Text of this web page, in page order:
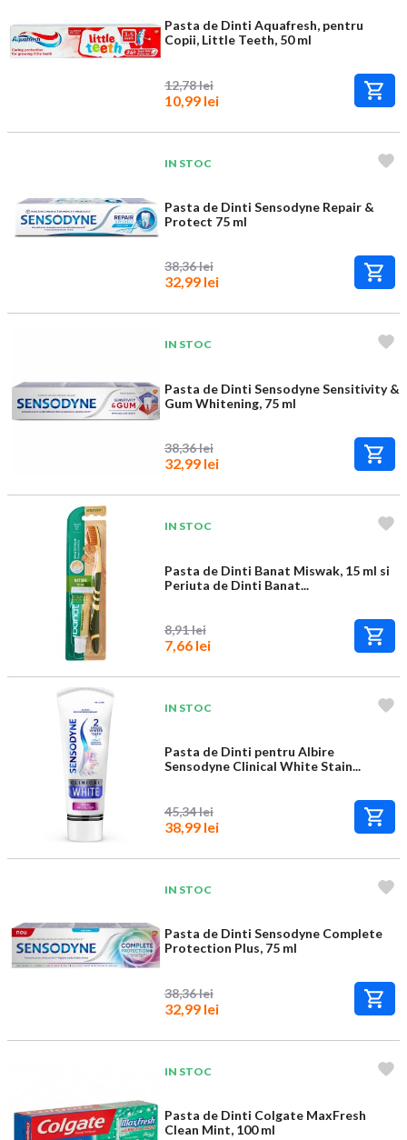
Pasta de Dinti Aquafresh, pentru
Copii, Little Teeth, 50 ml
12,78 lei
10,99 lei
IN STOC
Pasta de Dinti Sensodyne Repair &
Protect 75 ml
38,36 lei
32,99 lei
IN STOC
Pasta de Dinti Sensodyne Sensitivity &
Gum Whitening, 75 ml
38,36 lei
32,99 lei
IN STOC
Pasta de Dinti Banat Miswak, 15 ml si
Periuta de Dinti Banat...
8,91 lei
7,66 lei
IN STOC
Pasta de Dinti pentru Albire
Sensodyne Clinical White Stain...
45,34 lei
38,99 lei
IN STOC
Pasta de Dinti Sensodyne Complete
Protection Plus, 75 ml
38,36 lei
32,99 lei
IN STOC
Pasta de Dinti Colgate MaxFresh
Clean Mint, 100 ml